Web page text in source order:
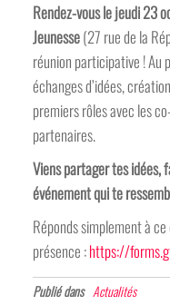
Rendez-vous le jeudi 23
Jeunesse(27 rue de la
réunion participative ! Au
échanges d’idées,
premiers rôles avec les
partenaires.
Viens partager tes idées,
événement qui te
Réponds simplement à
présence :https://
Publié dans Actualités